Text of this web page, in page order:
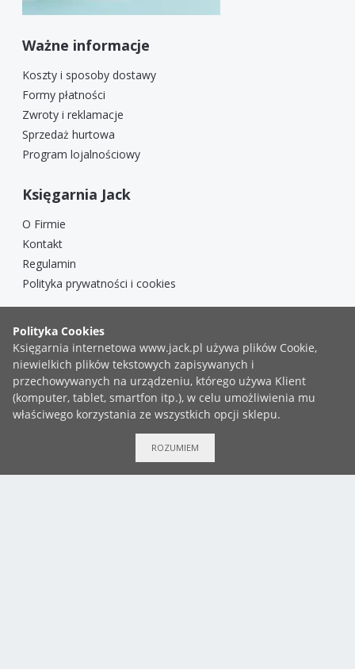
Ważne informacje
Koszty i sposoby dostawy
Formy płatności
Zwroty i reklamacje
Sprzedaż hurtowa
Program lojalnościowy
Księgarnia Jack
O Firmie
Kontakt
Regulamin
Polityka prywatności i cookies
Bądź na bieżąco!
3 Maja 49A, 43-450 Ustroń
+48 783 999 737
ROZUMIEM